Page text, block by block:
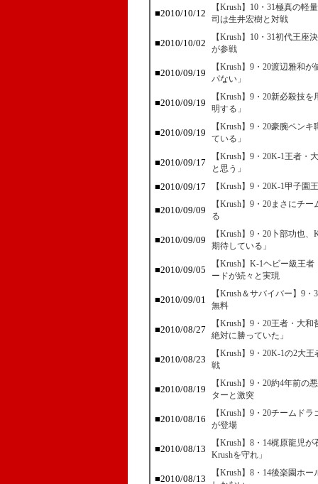
■2010/10/12
【Krush】10・31極真の
司は生井宏樹と対戦
■2010/10/02
【Krush】10・31初代王
が参戦
■2010/09/19
【Krush】9・20渡辺雅和
パない」
■2010/09/19
【Krush】9・20新必殺技
明する」
■2010/09/19
【Krush】9・20豪腕ペン
ている」
■2010/09/17
【Krush】9・20K-1王者
と思う」
■2010/09/17 【Krush】9・20K-1甲子
■2010/09/09
【Krush】9・20まさにチ
る
■2010/09/09
【Krush】9・20卜部功也
期待している」
■2010/09/05
【Krush】K-1ヘビー級王
ードが続々と実現
■2010/09/01
【Krush＆サバイバー】9
無料
■2010/08/27
【Krush】9・20王者・大
絶対に勝っていた」
■2010/08/23
【Krush】9・20K-1の2大
戦
■2010/08/19
【Krush】9・20約4年前
ターと激突
■2010/08/16
【Krush】9・20チームド
が登場
■2010/08/13
【Krush】8・14梶原龍児
Krushを守れ」
■2010/08/13
【Krush】8・14後楽園ホ